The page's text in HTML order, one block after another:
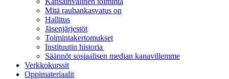
Mitä rauhankasvatus on
Hallitus
Jäsenjärjestöt
Toimintakertomukset
Instituutin historia
Säännöt sosiaalisen median kanavillemme
Verkkokurssit
Oppimateriaalit